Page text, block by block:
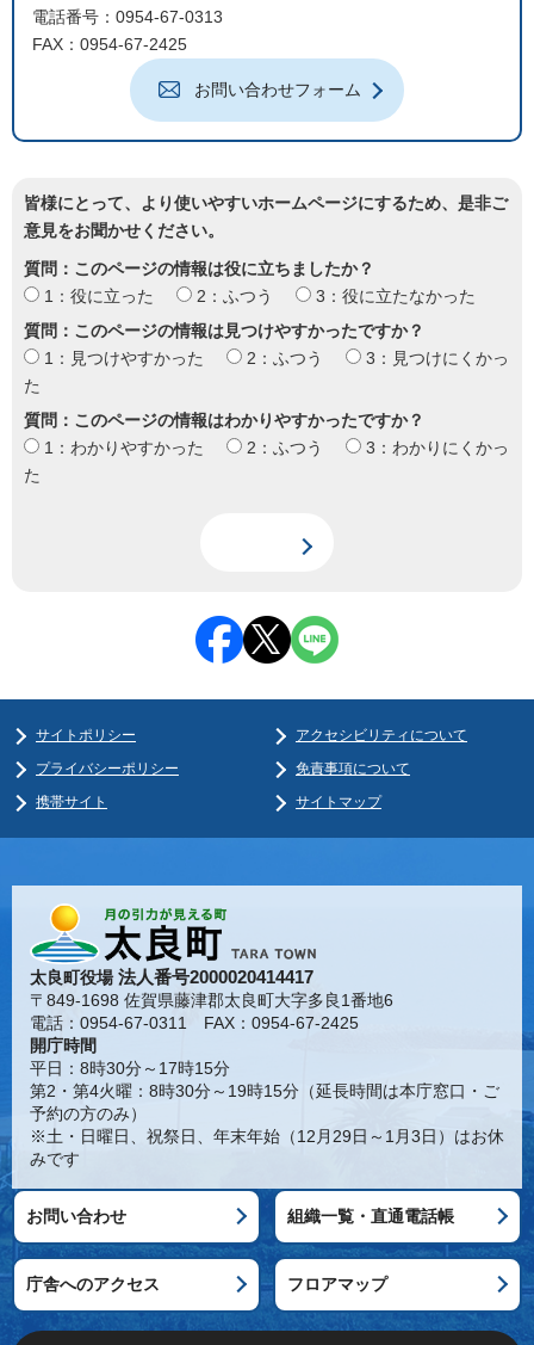
電話番号：0954-67-0313
FAX：0954-67-2425
お問い合わせフォーム
皆様にとって、より使いやすいホームページにするため、是非ご
意見をお聞かせください。
質問：このページの情報は役に立ちましたか？
1：役に立った
2：ふつう
3：役に立たなかった
質問：このページの情報は見つけやすかったですか？
1：見つけやすかった
2：ふつう
3：見つけにくかっ
た
質問：このページの情報はわかりやすかったですか？
1：わかりやすかった
2：ふつう
3：わかりにくかっ
た
サイトポリシー
アクセシビリティについて
プライバシーポリシー
免責事項について
携帯サイト
サイトマップ
太良町役場法人番号2000020414417
〒849-1698 佐賀県藤津郡太良町大字多良1番地6
電話：0954-67-0311 FAX：0954-67-2425
開庁時間
平日：8時30分～17時15分
第2・第4火曜：8時30分～19時15分（延長時間は本庁窓口・ご
予約の方のみ）
※土・日曜日、祝祭日、年末年始（12月29日～1月3日）はお休
みです
お問い合わせ 組織一覧・直通電話帳
庁舎へのアクセス フロアマップ